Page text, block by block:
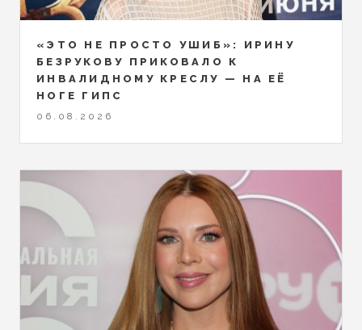
«ЭТО НЕ ПРОСТО УШИБ»: ИРИНУ
БЕЗРУКОВУ ПРИКОВАЛО К
ИНВАЛИДНОМУ КРЕСЛУ — НА ЕЁ
НОГЕ ГИПС
06.08.2026